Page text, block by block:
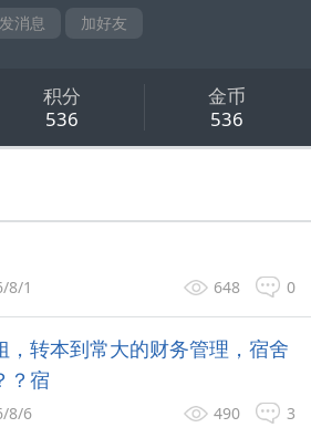
发消息 加好友
积分
536
金币
536
0
648
8/1
，转本到常大的财务管理，宿舍
？宿
3
490
8/6